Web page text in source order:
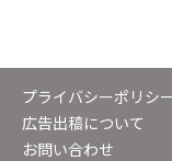
プライバシーポリシー
広告出稿について
お問い合わせ